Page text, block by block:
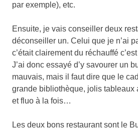
par exemple), etc.
Ensuite, je vais conseiller deux
déconseiller un. Celui que je n’ai
c’était clairement du réchauffé
J’ai donc essayé d’y savourer un
mauvais, mais il faut dire que le
grande bibliothèque, jolis tableaux
et fluo à la fois…
Les deux bons restaurant sont le